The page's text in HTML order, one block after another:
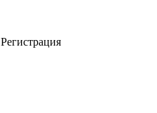
Регистрация